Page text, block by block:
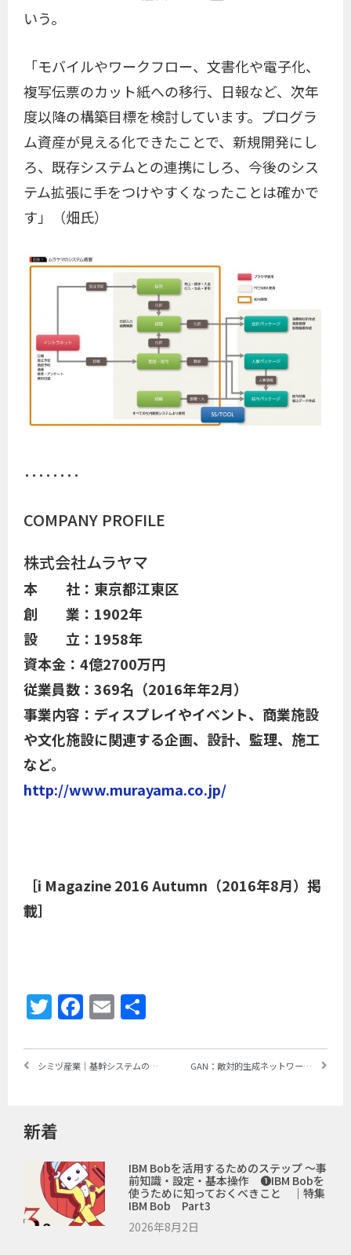
いう。
「モバイルやワークフロー、文書化や電子化、
複写伝票のカット紙への移行、日報など、次年
度以降の構築目標を検討しています。プログラ
ム資産が見える化できたことで、新規開発にし
ろ、既存システムとの連携にしろ、今後のシス
テム拡張に手をつけやすくなったことは確かで
す」（畑氏）
････････
COMPANY PROFILE
株式会社ムラヤマ
本 社：東京都江東区
創 業：1902年
設 立：1958年
資本金：4億2700万円
従業員数：369名（2016年年2月）
事業内容：ディスプレイやイベント、商業施設
や文化施設に関連する企画、設計、監理、施工
など。
http://www.murayama.co.jp/
［i Magazine 2016 Autumn（2016年8月）掲
載］
Twitter
Facebook
Email
シミヅ産業｜基幹システムの機能強化に向け、「REVERSE COMET i」による影響範囲分析で、開発工数と品質を大幅に向上 GAN：敵対的生成ネットワークとは何か ～「教師なし学習」による画像生成
新着
IBM Bobを活用するためのステップ ～事
前知識・設定・基本操作 ❶IBM Bobを
使うために知っておくべきこと ｜特集
IBM Bob Part3
2026年8月2日